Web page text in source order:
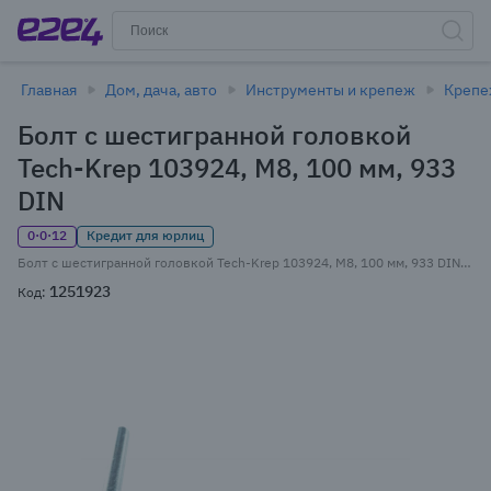
Главная Дом, дача, авто Инструменты и крепеж
Болт с шестигранной головкой
Tech-Krep 103924, М8, 100 мм, 933
DIN
0·0·12
Кредит для юрлиц
Болт с шестигранной головкой Tech-Krep 103924, М8, 100 мм, 933 DIN, полная резьба, оцинкованная сталь, 2 шт. (103924)
Код: 1251923